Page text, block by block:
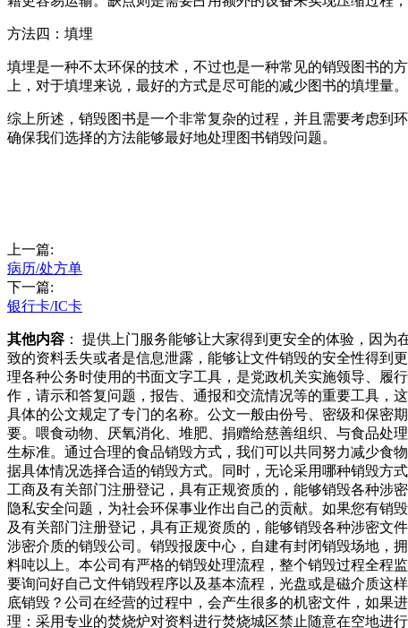
方法四：填埋
填埋是一种不太环保的技术，不过也是一种常见的销毁图书的
上，对于填埋来说，最好的方式是尽可能的减少图书的填埋量。
综上所述，销毁图书是一个非常复杂的过程，并且需要考虑到
确保我们选择的方法能够最好地处理图书销毁问题。
上一篇:
病历/处方单
下一篇:
银行卡/IC卡
其他内容 ： 提供上门服务能够让大家得到更安全的体验，因
致的资料丢失或者是信息泄露，能够让文件销毁的安全性得到
理各种公务时使用的书面文字工具，是党政机关实施领导、履
作，请示和答复问题，报告、通报和交流情况等的重要工具，
具体的公文规定了专门的名称。公文一般由份号、密级和保密
要。喂食动物、厌氧消化、堆肥、捐赠给慈善组织、与食品处
生标准。通过合理的食品销毁方式，我们可以共同努力减少食
据具体情况选择合适的销毁方式。同时，无论采用哪种销毁方
工商及有关部门注册登记，具有正规资质的，能够销毁各种涉
隐私安全问题，为社会环保事业作出自己的贡献。如果您有销
及有关部门注册登记，具有正规资质的，能够销毁各种涉密文
涉密介质的销毁公司。销毁报废中心，自建有封闭销毁场地，
料吨以上。本公司有严格的销毁处理流程，整个销毁过程全程
要询问好自己文件销毁程序以及基本流程，光盘或是磁介质这
底销毁？公司在经营的过程中，会产生很多的机密文件，如果
理：采用专业的焚烧炉对资料进行焚烧城区禁止随意在空地进